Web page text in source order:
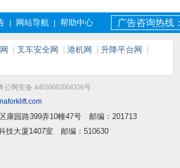
网站导航 帮助中心 广告咨询热线：
叉车安全网 港机网
升降平台网
公网安备 44010602004356号
康园路399弄10幢47号 邮编：201713
技大厦1407室 邮编：510630